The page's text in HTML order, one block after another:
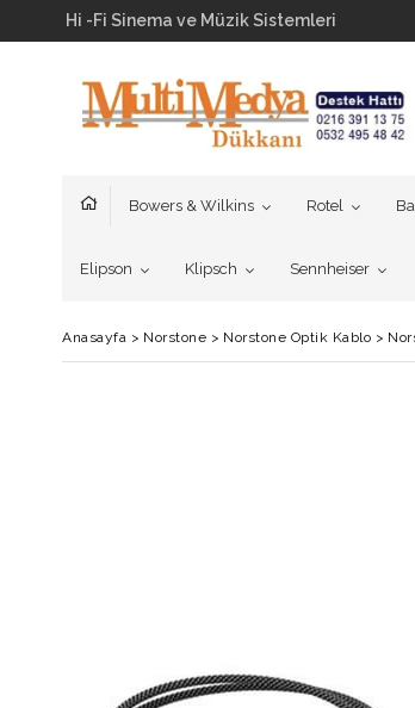
Hi -Fi Sinema ve Müzik Sistemleri
Bowers & Wilkins Rotel
Elipson Klipsch Sennheiser
Anasayfa > Norstone > Norstone Optik Kablo >